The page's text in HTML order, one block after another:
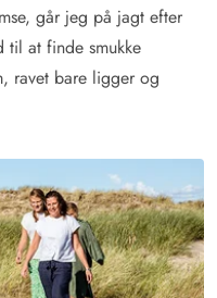
går jeg på jagt efter
til at finde smukke
ravet bare ligger og